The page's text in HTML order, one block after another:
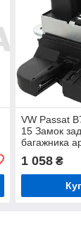
VW Passat
15 Замок
багажника
1 058₴